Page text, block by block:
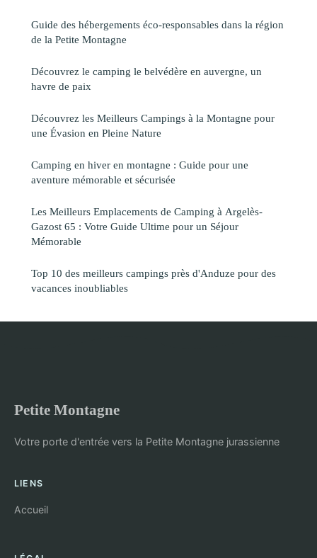
Guide des hébergements éco-responsables dans la région
de la Petite Montagne
Découvrez le camping le belvédère en auvergne, un
havre de paix
Découvrez les Meilleurs Campings à la Montagne pour
une Évasion en Pleine Nature
Camping en hiver en montagne : Guide pour une
aventure mémorable et sécurisée
Les Meilleurs Emplacements de Camping à Argelès-
Gazost 65 : Votre Guide Ultime pour un Séjour
Mémorable
Top 10 des meilleurs campings près d'Anduze pour des
vacances inoubliables
Petite Montagne
Votre porte d'entrée vers la Petite Montagne jurassienne
LIENS
Accueil